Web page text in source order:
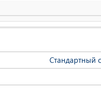
Cтандартный